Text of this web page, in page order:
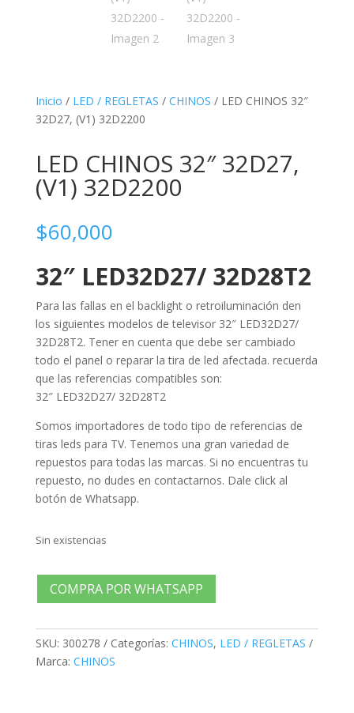
Inicio / LED / REGLETAS / CHINOS / LED CHINOS 32″
32D27, (V1) 32D2200
LED CHINOS 32″ 32D27,
(V1) 32D2200
$60,000
32″ LED32D27/ 32D28T2
Para las fallas en el backlight o retroiluminación den
los siguientes modelos de televisor 32″ LED32D27/
32D28T2. Tener en cuenta que debe ser cambiado
todo el panel o reparar la tira de led afectada. recuerda
que las referencias compatibles son:
32″ LED32D27/ 32D28T2
Somos importadores de todo tipo de referencias de
tiras leds para TV. Tenemos una gran variedad de
repuestos para todas las marcas. Si no encuentras tu
repuesto, no dudes en contactarnos. Dale click al
botón de Whatsapp.
Sin existencias
COMPRA POR WHATSAPP
SKU: 300278 Categorías: CHINOS, LED / REGLETAS
Marca: CHINOS